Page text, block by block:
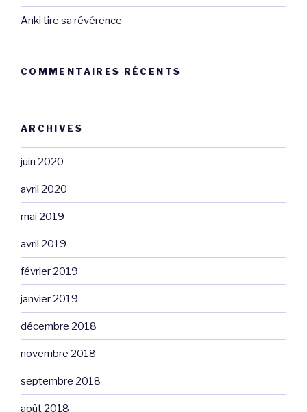
Anki tire sa révérence
COMMENTAIRES RÉCENTS
ARCHIVES
juin 2020
avril 2020
mai 2019
avril 2019
février 2019
janvier 2019
décembre 2018
novembre 2018
septembre 2018
août 2018